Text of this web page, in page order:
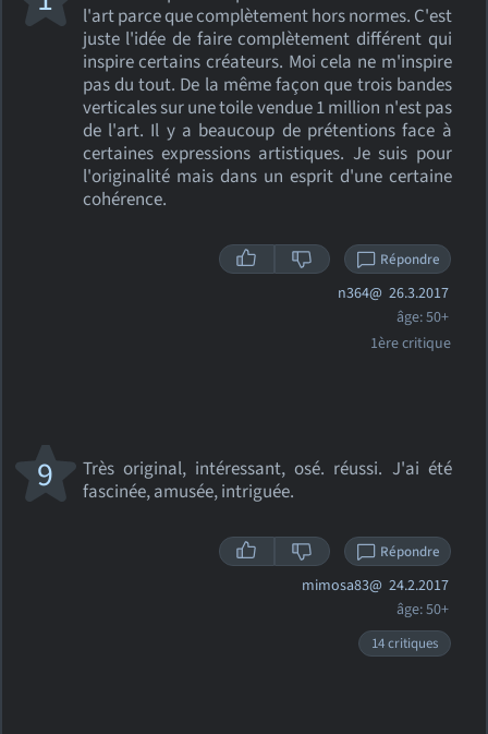
l'art parce que complètement hors normes. C'est
juste l'idée de faire complètement différent qui
inspire certains créateurs. Moi cela ne m'inspire
pas du tout. De la même façon que trois bandes
verticales sur une toile vendue 1 million n'est pas
de l'art. Il y a beaucoup de prétentions face à
certaines expressions artistiques. Je suis pour
l'originalité mais dans un esprit d'une certaine
cohérence.
Répondre
n364@ 26.3.2017
âge: 50+
1ère critique
Très original, intéressant, osé. réussi. J'ai été
fascinée, amusée, intriguée.
9
Répondre
mimosa83@ 24.2.2017
âge: 50+
14 critiques